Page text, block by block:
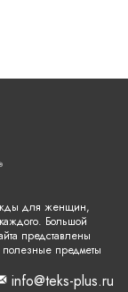
для женщин,
Большой
представлены
полезные предметы
info@teks-plus.ru